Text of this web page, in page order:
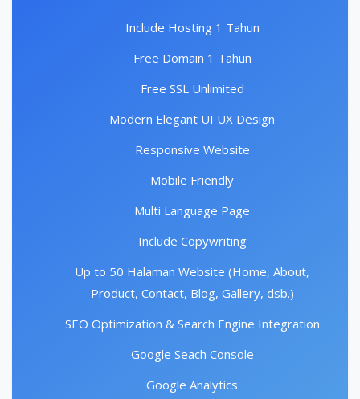
Include Hosting 1 Tahun
Free Domain 1 Tahun
Free SSL Unlimited
Modern Elegant UI UX Design
Responsive Website
Mobile Friendly
Multi Language Page
Include Copywriting
Up to 50 Halaman Website (Home, About,
Product, Contact, Blog, Gallery, dsb.)
SEO Optimization & Search Engine Integration
Google Seach Console
Google Analytics